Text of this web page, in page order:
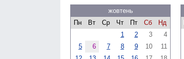
жовтень
Пн
Вт Ср Чт Пт Сб
Нд
1
2 3
4
5
6 7 8 9 10
11